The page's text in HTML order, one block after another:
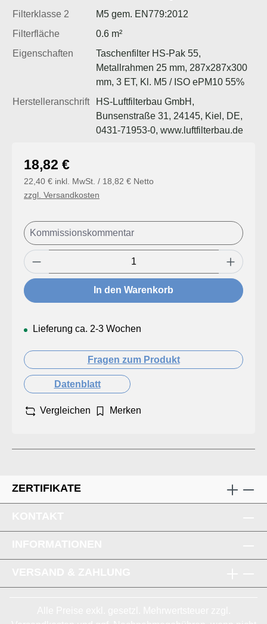
Filterklasse 2
M5 gem. EN779:2012
Filterfläche
0.6 m²
Eigenschaften
Taschenfilter HS-Pak 55,
Metallrahmen 25 mm, 287x287x300
mm, 3 ET, Kl. M5 / ISO ePM10 55%
Herstelleranschrift
HS-Luftfilterbau GmbH,
Bunsenstraße 31, 24145, Kiel, DE,
0431-71953-0, www.luftfilterbau.de
Regulärer Preis:
18,82 €
22,40 € inkl. MwSt. / 18,82 € Netto
zzgl. Versandkosten
Produkt Anzahl: Gib den gewünschten
In den Warenkorb
Lieferung ca. 2-3 Wochen
Fragen zum Produkt
Datenblatt
Vergleichen Merken
ZERTIFIKATE